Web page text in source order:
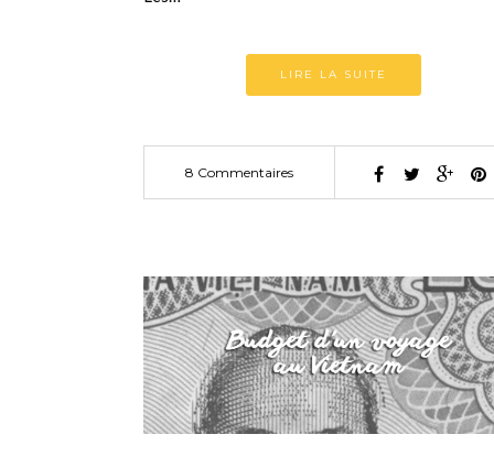
LIRE LA SUITE
8 Commentaires